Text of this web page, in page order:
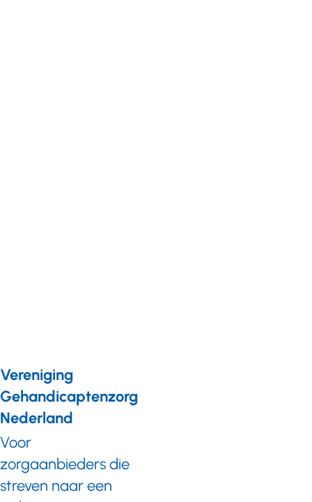
Vereniging
Gehandicaptenzorg
Nederland
Voor
zorgaanbieders die
streven naar een